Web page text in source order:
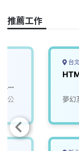
o
k
推薦工作
知
公
台
夢幻